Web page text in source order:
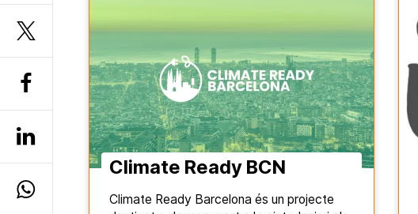
Climate Ready BCN
Climate Ready Barcelona és un projecte